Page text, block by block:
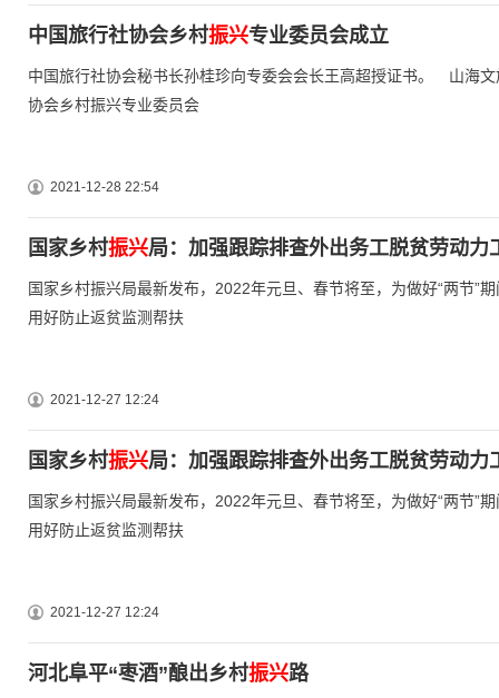
中国旅行社协会乡村振兴专业委员会成立
中国旅行社协会秘书长孙桂珍向专委会会长王高超授证书。 山
协会乡村振兴专业委员会
2021-12-28 22:54
国家乡村振兴局：加强跟踪排查外出务工脱贫劳动力
国家乡村振兴局最新发布，2022年元旦、春节将至，为做好“两节”
用好防止返贫监测帮扶
2021-12-27 12:24
国家乡村振兴局：加强跟踪排查外出务工脱贫劳动力
国家乡村振兴局最新发布，2022年元旦、春节将至，为做好“两节”
用好防止返贫监测帮扶
2021-12-27 12:24
河北阜平“枣酒”酿出乡村振兴路